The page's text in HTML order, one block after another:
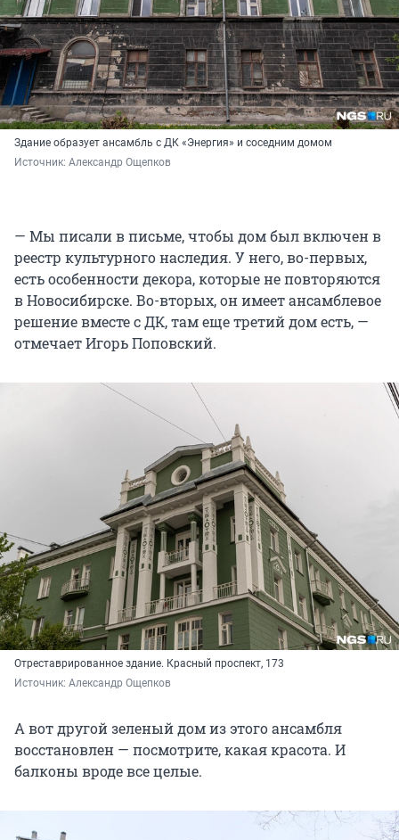
Здание образует ансамбль с ДК «Энергия» и соседним домом
Источник: Александр Ощепков
— Мы писали в письме, чтобы дом был включен в
реестр культурного наследия. У него, во-первых,
есть особенности декора, которые не повторяются
в Новосибирске. Во-вторых, он имеет ансамблевое
решение вместе с ДК, там еще третий дом есть, —
отмечает Игорь Поповский.
Отреставрированное здание. Красный проспект, 173
Источник: Александр Ощепков
А вот другой зеленый дом из этого ансамбля
восстановлен — посмотрите, какая красота. И
балконы вроде все целые.